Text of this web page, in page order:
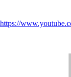
https://